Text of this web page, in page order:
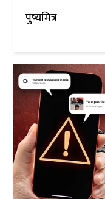
पुष्यमित्र